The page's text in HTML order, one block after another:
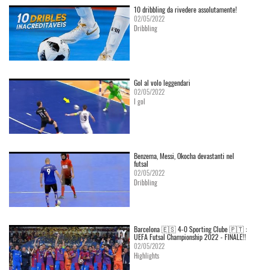
10 dribbling da rivedere assolutamente!
02/05/2022
Dribbling
Gol al volo leggendari
02/05/2022
I gol
Benzema, Messi, Okocha devastanti nel
futsal
02/05/2022
Dribbling
Barcelona 🇪🇸 4-0 Sporting Clube 🇵🇹 :
UEFA Futsal Championship 2022 - FINALE!!
02/05/2022
Highlights